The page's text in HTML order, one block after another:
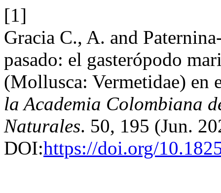
[1]
Gracia C., A. and
pasado: el gasterópodo
(Mollusca: Vermetidae)
la Academia Colombiana
Naturales. 50, 195 (Jun.
DOI:https://doi.org/